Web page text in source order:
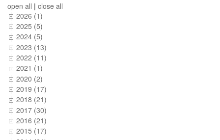
open all | close all
2026 (1)
2025 (5)
2024 (5)
2023 (13)
2022 (11)
2021 (1)
2020 (2)
2019 (17)
2018 (21)
2017 (30)
2016 (21)
2015 (17)